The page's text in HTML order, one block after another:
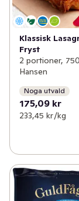
Klassisk
Fryst
2 portioner,
Hansen
Noga utvald
175,09 kr
233,45 kr /kg